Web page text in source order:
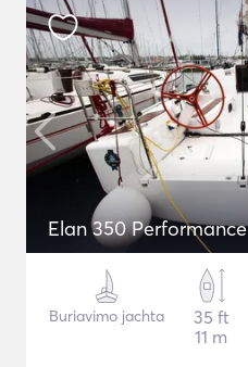
Elan 350 Performance
Buriavimo jachta
35 ft
11 m